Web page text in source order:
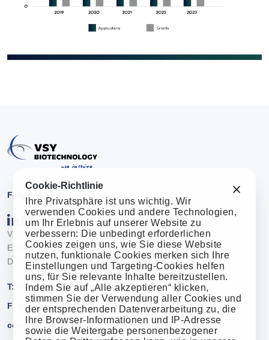
Folgen Sie uns!
VSY Biotechnology GmbH
Esslinger Straße 7
D-70771 Leinfelden-Echterdingen
T: +49 711 3406970
F: +49 711 34069799
contact@vsybiotechnology.com
Cookie-Richtlinie
Ihre Privatsphäre ist uns wichtig. Wir
verwenden Cookies und andere Technologien,
um Ihr Erlebnis auf unserer Website zu
verbessern: Die unbedingt erforderlichen
Cookies zeigen uns, wie Sie diese Website
nutzen, funktionale Cookies merken sich Ihre
Einstellungen und Targeting-Cookies helfen
uns, für Sie relevante Inhalte bereitzustellen.
Indem Sie auf „Alle akzeptieren“ klicken,
stimmen Sie der Verwendung aller Cookies und
der entsprechenden Datenverarbeitung zu, die
Ihre Browser-Informationen und IP-Adresse
sowie die Weitergabe personenbezogener